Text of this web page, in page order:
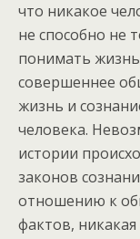
что никакое
не способно не
понимать
совершеннее
жизнь и
человека.
истории
законов
отношению к
фактов,